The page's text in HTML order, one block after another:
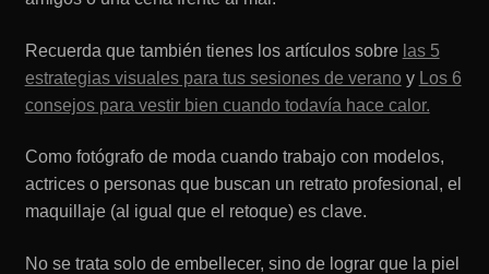
Recuerda que también tienes los artículos sobre las 5
estrategias visuales para tus sesiones de veranoy Los 6
consejos para vestir bien cuando todavía hace calor.
Como fotógrafo de moda cuando trabajo con modelos,
actrices o personas que buscan un retrato profesional, el
maquillaje (al igual que el retoque) es clave.
No se trata solo de embellecer, sino de lograr que la piel